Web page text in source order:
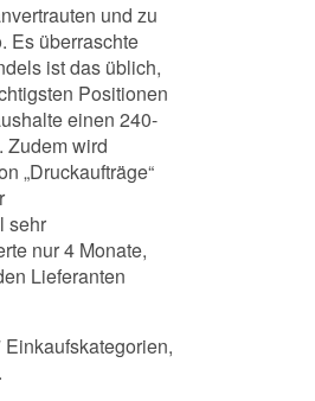
und zu
Es überraschte
ist das üblich,
Positionen
einen 240-
Zudem wird
„Druckaufträge“
sehr
nur 4 Monate,
Lieferanten